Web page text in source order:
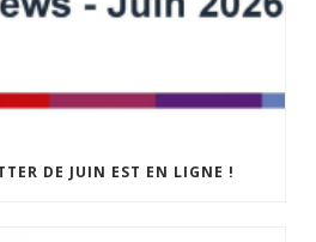
DE JUIN EST EN LIGNE !